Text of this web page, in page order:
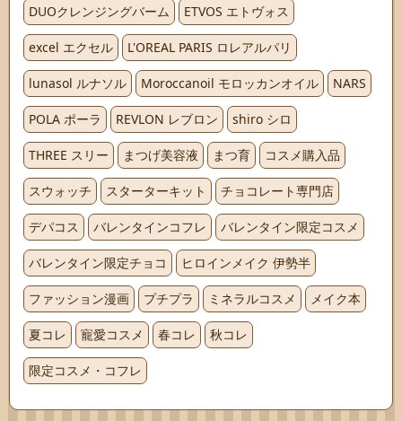
DUOクレンジングバーム ETVOS エトヴォス
excel エクセル L'OREAL PARIS ロレアルパリ
lunasol ルナソル Moroccanoil モロッカンオイル NARS
POLA ポーラ REVLON レブロン shiro シロ
THREE スリー まつげ美容液 まつ育 コスメ購入品
スウォッチ スターターキット チョコレート専門店
デパコス バレンタインコフレ バレンタイン限定コスメ
バレンタイン限定チョコ ヒロインメイク 伊勢半
ファッション漫画 プチプラ ミネラルコスメ メイク本
夏コレ 寵愛コスメ 春コレ 秋コレ
限定コスメ・コフレ